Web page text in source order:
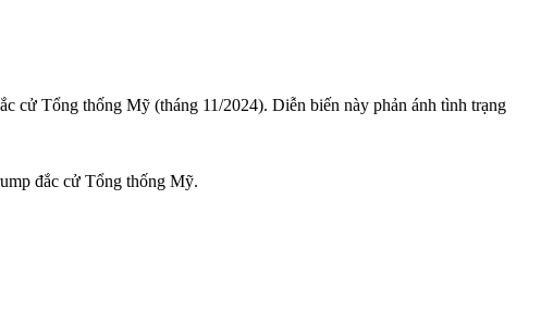
cử Tổng thống Mỹ (tháng 11/2024). Diễn biến này phản ánh tình trạng
đắc cử Tổng thống Mỹ.